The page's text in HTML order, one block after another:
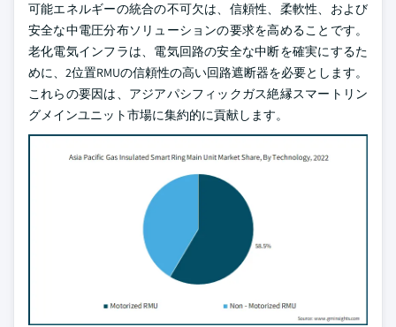
可能エネルギーの統合の不可欠は、信頼性、柔軟性、および
安全な中電圧分布ソリューションの要求を高めることです。
老化電気インフラは、電気回路の安全な中断を確実にするた
めに、2位置RMUの信頼性の高い回路遮断器を必要とします。
これらの要因は、アジアパシフィックガス絶縁スマートリン
グメインユニット市場に集約的に貢献します。